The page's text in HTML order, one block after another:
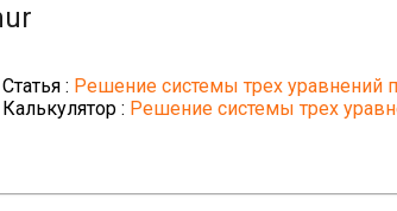
Статья : Решение системы трех уравнений
Калькулятор : Решение системы трех